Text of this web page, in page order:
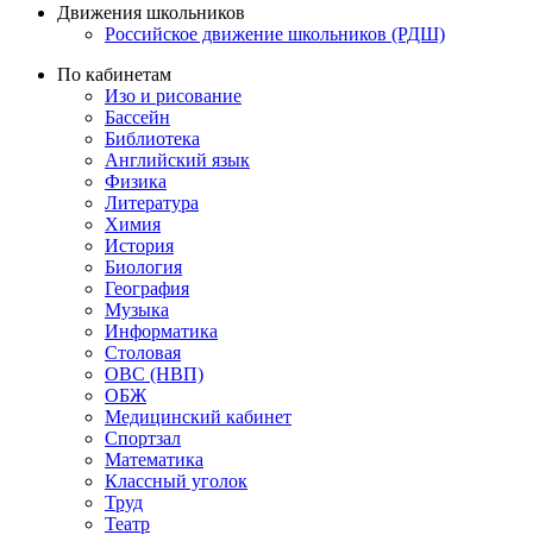
Движения школьников
Российское движение школьников (РДШ)
По кабинетам
Изо и рисование
Бассейн
Библиотека
Английский язык
Физика
Литература
Химия
История
Биология
География
Музыка
Информатика
Столовая
ОВС (НВП)
ОБЖ
Медицинский кабинет
Спортзал
Математика
Классный уголок
Труд
Театр